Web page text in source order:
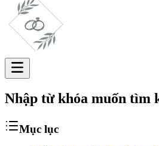
Nhập từ khóa muốn tìm
Mục lục